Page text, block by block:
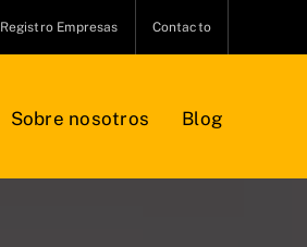
Registro Empresas Contacto
Sobre nosotros Blog